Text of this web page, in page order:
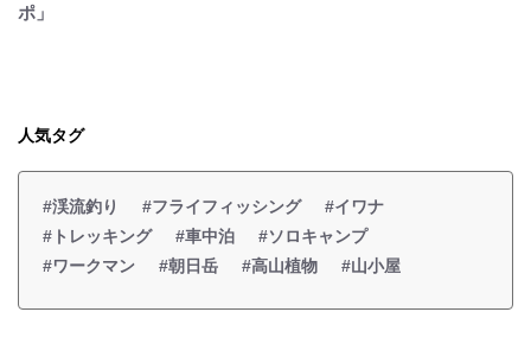
ポ」
人気タグ
#渓流釣り #フライフィッシング
#イワナ
#トレッキング
#車中泊
#ソロキャンプ
#ワークマン
#朝日岳 #高山植物 #山小屋